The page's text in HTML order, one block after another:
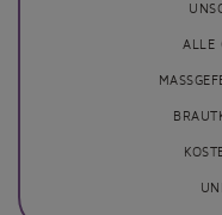
ALLE